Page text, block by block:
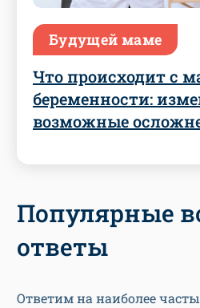
Будущей маме
Что происходит с
беременности:
возможные
Популярные
ответы
Ответим на наиболее